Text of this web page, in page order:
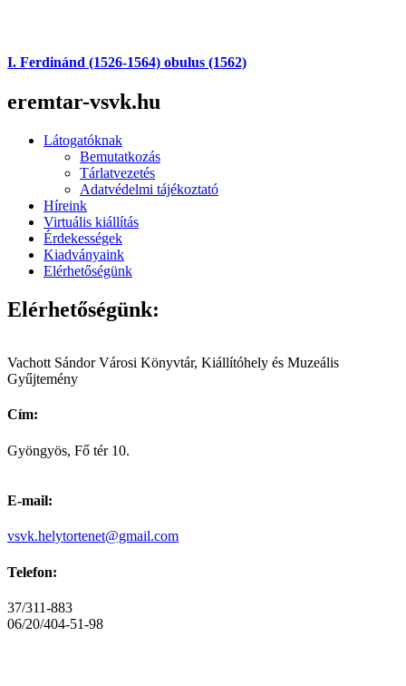
I. Ferdinánd (1526-1564) obulus (1562)
eremtar-vsvk.hu
Látogatóknak
Bemutatkozás
Tárlatvezetés
Adatvédelmi tájékoztató
Híreink
Virtuális kiállítás
Érdekességek
Kiadványaink
Elérhetőségünk
Elérhetőségünk:
Vachott Sándor Városi Könyvtár, Kiállítóhely és Muzeális
Gyűjtemény
Cím:
Gyöngyös, Fő tér 10.
E-mail:
vsvk.helytortenet@gmail.com
Telefon:
37/311-883
06/20/404-51-98